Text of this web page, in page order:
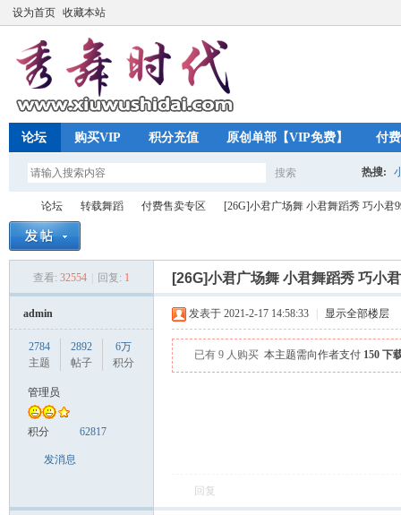
设为首页 收藏本站
论坛 购买VIP 积分充值 原创单部【VIP免费】 付
搜索
搜
索
热搜:
论坛
›
转载舞蹈
›
付费售卖专区
›
[26G]小君广场舞 小君舞蹈秀 巧小君
查看: 32554 回复: 1 [26G]小君广场舞 小君舞蹈秀 巧小
admin
2784
主题
2892
帖子
6万
积分
管理员
积分 62817
发消息
发表于 2021-2-17 14:58:33 显示全部楼层
已有 9 人购买 本主题需向作者支付 150 下
回复